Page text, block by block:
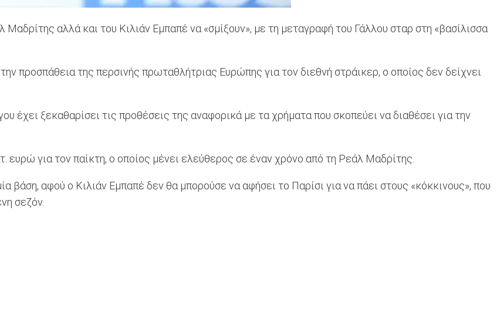
αλλά και του Κιλιάν Εμπαπέ να «σμίξουν», με τη μεταγραφή του Γάλλου σταρ στη «βασίλισσα
προσπάθεια της περσινής πρωταθλήτριας Ευρώπης για τον διεθνή στράικερ, ο οποίος δεν δείχνει
έχει ξεκαθαρίσει τις προθέσεις της αναφορικά με τα χρήματα που σκοπεύει να διαθέσει για την
για τον παίκτη, ο οποίος μένει ελεύθερος σε έναν χρόνο από τη Ρεάλ Μαδρίτης.
βάση, αφού ο Κιλιάν Εμπαπέ δεν θα μπορούσε να αφήσει το Παρίσι για να πάει στους «κόκκινους», που
σεζόν.